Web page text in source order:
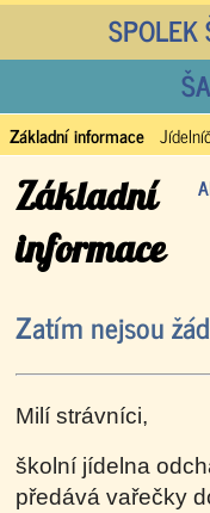
SPOLEK
Základní informace
Základní
informace
Zatím nejsou
Milí strávníci,
školní jídelna
předává vařečky